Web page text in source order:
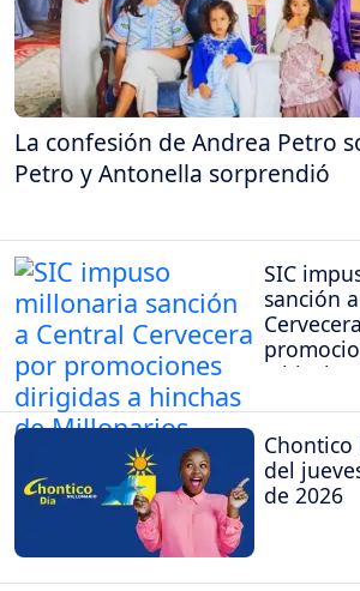
La confesión de Andrea Petro
Petro y Antonella sorprendió
SIC
sanción
a hinchas
del
de 2026